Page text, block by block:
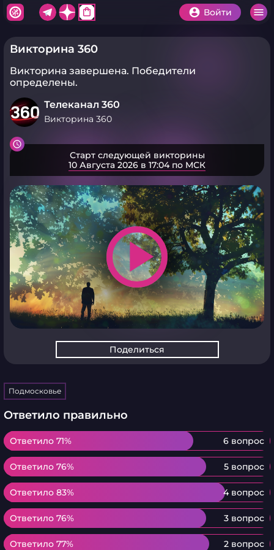
shopping_bag Войти
Викторина 360
Викторина завершена. Победители
определены.
Телеканал 360
Викторина 360
Старт следующей викторины
10 Августа 2026 в 17:04 по МСК
play_arrow
Поделиться
Подмосковье
Ответило правильно
Ответило 71% 6 вопрос
Ответило 71%
Ответило 76% 5 вопрос
Ответило 76%
Ответило 83% 4 вопрос
Ответило 83%
Ответило 76% 3 вопрос
Ответило 76%
Ответило 77% 2 вопрос
Ответило 77%